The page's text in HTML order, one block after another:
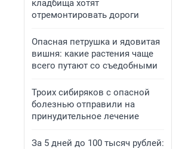
кладбища хотят
отремонтировать дороги
Опасная петрушка и ядовитая
вишня: какие растения чаще
всего путают со съедобными
Троих сибиряков с опасной
болезнью отправили на
принудительное лечение
За 5 дней до 100 тысяч рублей: